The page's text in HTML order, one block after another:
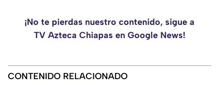
¡No te pierdas nuestro contenido, sigue a
TV Azteca Chiapas en Google News!
CONTENIDO RELACIONADO